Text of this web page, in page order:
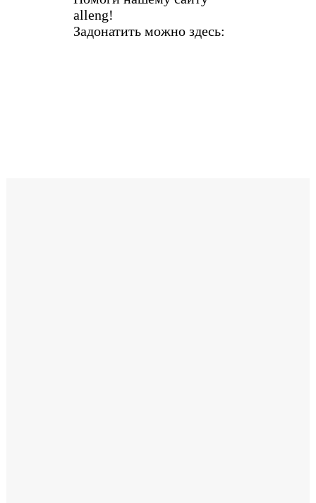
alleng!
Задонатить можно здесь: